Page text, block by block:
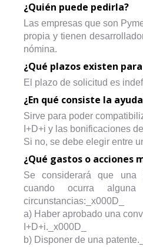
¿Quién puede pedirla?
Las empresas que son
propia y tienen
nómina.
¿Qué plazos existen
El plazo de solicitud es
¿En qué consiste la
Sirve para poder
I+D+i y las bonificaciones
Si no, se debe elegir entre
¿Qué gastos o acciones
Se considerará que una
cuando ocurra
circunstancias:_x000D_
a) Haber aprobado una
I+D+i._x000D_
b) Disponer de una